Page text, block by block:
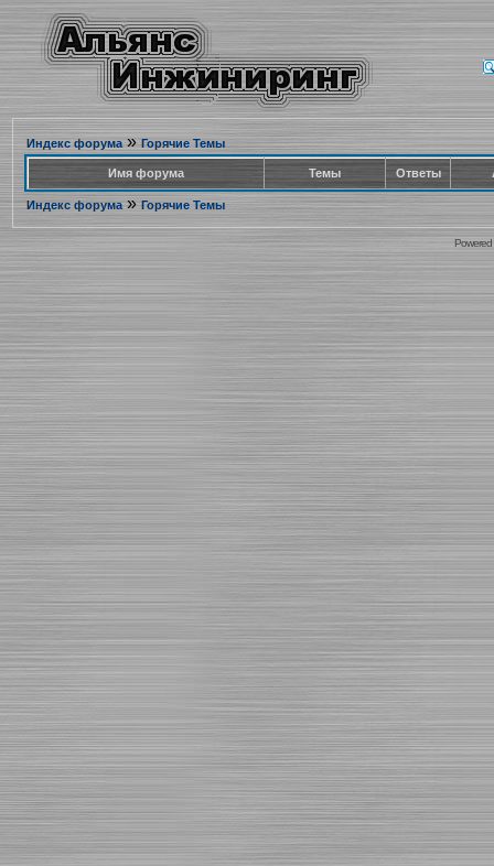
Индекс форума» Горячие Темы
Имя форума Темы Ответы
Индекс форума» Горячие Темы